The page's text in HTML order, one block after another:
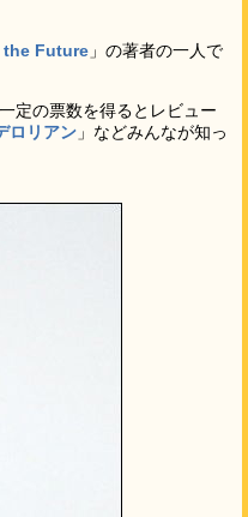
Future 」の著者の一人で
定の票数を得るとレビュー
ロリアン 」などみんなが知っ